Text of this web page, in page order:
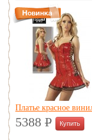
Платье красное
5388 P
УБ.